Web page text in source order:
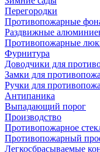
Перегородки
Противопожарные
Раздвижные
Противопожарные
Фурнитура
Доводчики для
Замки для
Ручки для
Антипаника
Выпадающий порог
Производство
Противопожарное
Противопожарный
Легкосбрасываемые